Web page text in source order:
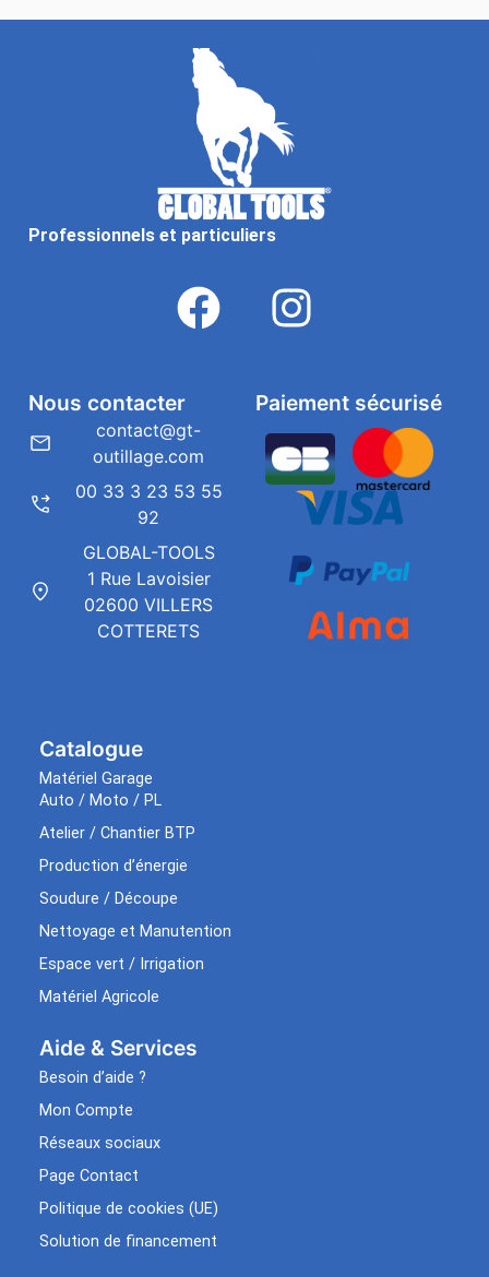
Professionnels et particuliers
Catalogue
Matériel Garage
Auto / Moto / PL
Atelier / Chantier BTP
Production d’énergie
Soudure / Découpe
Nettoyage et Manutention
Espace vert / Irrigation
Matériel Agricole
Aide & Services​
Besoin d’aide ?
Mon Compte
Réseaux sociaux
Page Contact
Politique de cookies (UE)
Solution de financement
Paiement sécurisé
Nous contacter
contact@gt-
outillage.com
00 33 3 23 53 55
92
GLOBAL-TOOLS
1 Rue Lavoisier
02600 VILLERS
COTTERETS